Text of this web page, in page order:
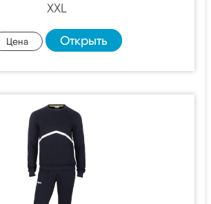
XXL
Цена Открыть